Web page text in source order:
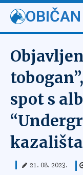
spot s
kazališta
21. 08. 2023.